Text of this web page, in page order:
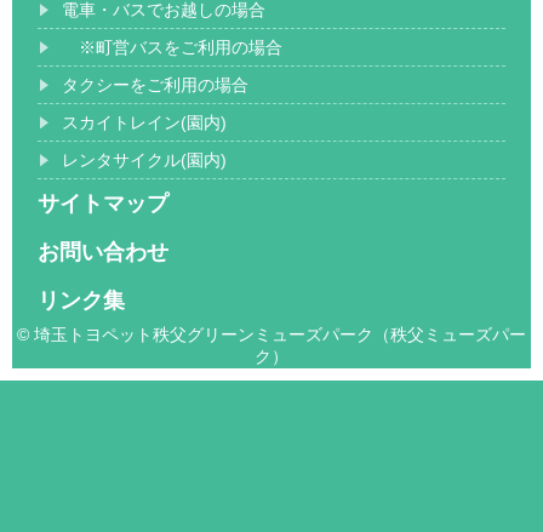
電車・バスでお越しの場合
※町営バスをご利用の場合
タクシーをご利用の場合
スカイトレイン(園内)
レンタサイクル(園内)
サイトマップ
お問い合わせ
リンク集
© 埼玉トヨペット秩父グリーンミューズパーク（秩父ミューズパー
ク）